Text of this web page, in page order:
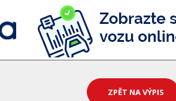
ZPĚT NA VÝPIS